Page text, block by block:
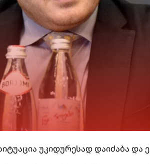
უკიდურესად დაიძაბა და